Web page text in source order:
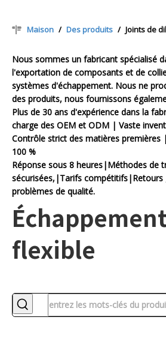
Maison / Des produits / Joints de
Nous sommes un fabricant spécialisé
l'exportation de composants et de
systèmes d'échappement. Nous ne
des produits, nous fournissons
Plus de 30 ans d'expérience dans la
charge des OEM et ODM | Vaste
Contrôle strict des matières premières
100 %
Réponse sous 8 heures|Méthodes de
sécurisées,|Tarifs compétitifs|Retours
problèmes de qualité.
flexible